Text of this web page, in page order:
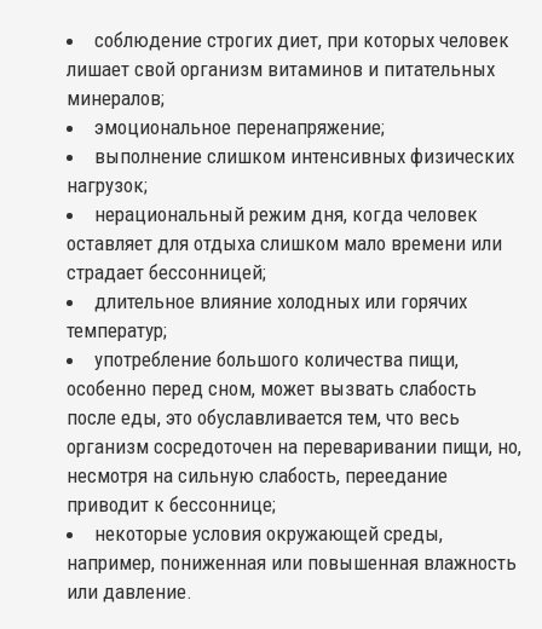
соблюдение строгих диет, при которых человек
лишает свой организм витаминов и питательных
минералов;
эмоциональное перенапряжение;
выполнение слишком интенсивных физических
нагрузок;
нерациональный режим дня, когда человек
оставляет для отдыха слишком мало времени или
страдает бессонницей;
длительное влияние холодных или горячих
температур;
употребление большого количества пищи,
особенно перед сном, может вызвать слабость
после еды, это обуславливается тем, что весь
организм сосредоточен на переваривании пищи, но,
несмотря на сильную слабость, переедание
приводит к бессоннице;
некоторые условия окружающей среды,
например, пониженная или повышенная влажность
или давление.